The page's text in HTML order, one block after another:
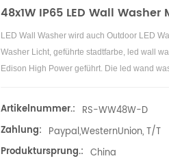
48x1W IP65 LED Wall
LED Wall Washer wird auch Outdoor LED
Washer Licht, geführte stadtfarbe, led wall
Edison High Power geführt. Die led wand
Artikelnummer.: RS-WW48W-D
Zahlung: Paypal,WesternUnion, T/T
Produktursprung.: China